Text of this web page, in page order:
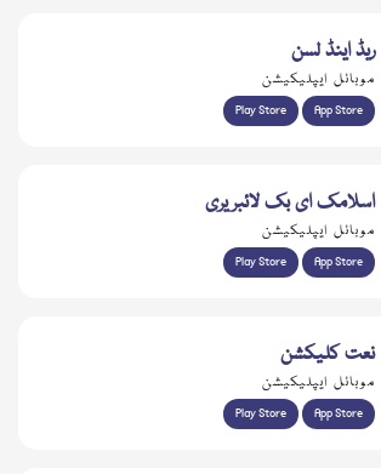
ریڈ اینڈ لسن
موبائل ایپلیکیشن
Play Store App Store
اسلامک ای بک لائبریری
موبائل ایپلیکیشن
Play Store App Store
نعت کلیکشن
موبائل ایپلیکیشن
Play Store App Store